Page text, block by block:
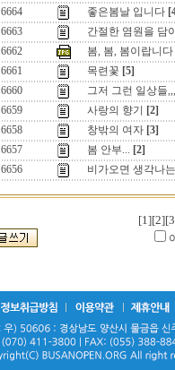
6664
좋은봄날 입니다
6663
간절한 염원을 담
6662
봄, 봄, 봄이랍니다
6661
목련꽃 [5]
6660
그저 그런 일상들,,,
6659
사랑의 향기
[2]
6658
창밖의 여자 [3]
6657
봄 안부... [2]
6656
비가오면 생각나
[1][2]